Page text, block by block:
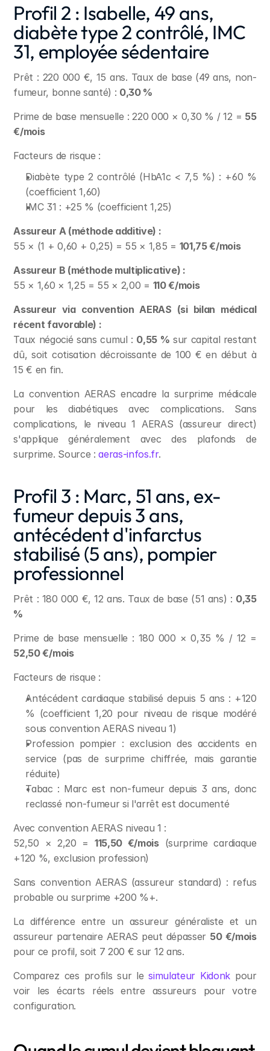
Profil 2 : Isabelle, 49 ans,
diabète type 2 contrôlé, IMC
31, employée sédentaire
Prêt : 220 000 €, 15 ans. Taux de base (49 ans, non-
fumeur, bonne santé) : 0,30 %
Prime de base mensuelle : 220 000 × 0,30 % / 12 = 55
€/mois
Facteurs de risque :
Diabète type 2 contrôlé (HbA1c < 7,5 %) : +60 %
(coefficient 1,60)
IMC 31 : +25 % (coefficient 1,25)
Assureur A (méthode additive) :
55 × (1 + 0,60 + 0,25) = 55 × 1,85 = 101,75 €/mois
Assureur B (méthode multiplicative) :
55 × 1,60 × 1,25 = 55 × 2,00 = 110 €/mois
Assureur via convention AERAS (si bilan médical
récent favorable) :
Taux négocié sans cumul : 0,55 % sur capital restant
dû, soit cotisation décroissante de 100 € en début à
15 € en fin.
La convention AERAS encadre la surprime médicale
pour les diabétiques avec complications. Sans
complications, le niveau 1 AERAS (assureur direct)
s'applique généralement avec des plafonds de
surprime. Source : aeras-infos.fr.
Profil 3 : Marc, 51 ans, ex-
fumeur depuis 3 ans,
antécédent d'infarctus
stabilisé (5 ans), pompier
professionnel
Prêt : 180 000 €, 12 ans. Taux de base (51 ans) : 0,35
%
52,50 €/mois
Facteurs de risque :
Antécédent cardiaque stabilisé depuis 5 ans : +120
% (coefficient 1,20 pour niveau de risque modéré
sous convention AERAS niveau 1)
Profession pompier : exclusion des accidents en
service (pas de surprime chiffrée, mais garantie
réduite)
Tabac : Marc est non-fumeur depuis 3 ans, donc
reclassé non-fumeur si l'arrêt est documenté
Avec convention AERAS niveau 1 :
52,50 × 2,20 = 115,50 €/mois (surprime cardiaque
+120 %, exclusion profession)
Sans convention AERAS (assureur standard) : refus
probable ou surprime +200 %+.
La différence entre un assureur généraliste et un
assureur partenaire AERAS peut dépasser 50 €/mois
pour ce profil, soit 7 200 € sur 12 ans.
Comparez ces profils sur le simulateur Kidonk pour
voir les écarts réels entre assureurs pour votre
configuration.